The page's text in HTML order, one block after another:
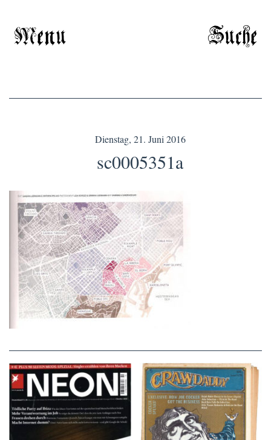
Menu Suche
Dienstag, 21. Juni 2016
sc0005351a
NEON – OKTOBER
2008
Crawdaddy – June/11/72